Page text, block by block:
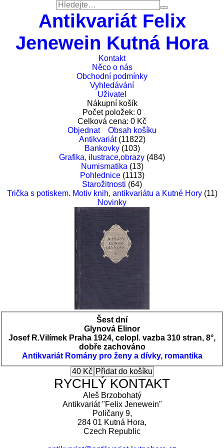
Antikvariát Felix
Jenewein Kutná Hora
Kontakt
Něco o nás
Obchodní podmínky
Vyhledávání
Uživatel
Nákupní košík
Počet položek: 0
Celková cena: 0 Kč
Objednat
Obsah košíku
Antikvariát(11822)
Bankovky(103)
Grafika, ilustrace,obrazy (484)
Numismatika (13)
Pohlednice(1113)
Starožitnosti (64)
Trička s potiskem. Motiv knih, antikvariátu a Kutné Hory(11)
Novinky
Šest dní
Glynová Elinor
Josef R.Vilímek Praha 1924, celopl. vazba 310 stran, 8°,
dobře zachováno
Antikvariát Romány pro ženy a dívky, romantika
RYCHLÝ KONTAKT
Aleš Brzobohatý
Antikvariát "Felix Jenewein"
Poličany 9,
284 01 Kutná Hora,
Czech Republic